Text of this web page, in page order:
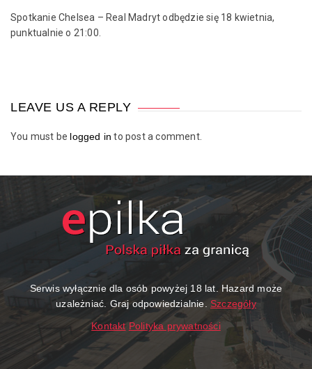
Spotkanie Chelsea – Real Madryt odbędzie się 18 kwietnia,
punktualnie o 21:00.
LEAVE US A REPLY
You must be logged in to post a comment.
Serwis wyłącznie dla osób powyżej 18 lat. Hazard może
uzależniać. Graj odpowiedzialnie. Szczegóły
Kontakt Polityka prywatności